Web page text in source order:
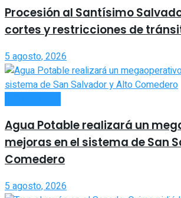
Procesión al Santísimo
cortes y restricciones de
5 agosto, 2026
Agua Potable realizará un
mejoras en el sistema de San
Comedero
5 agosto, 2026